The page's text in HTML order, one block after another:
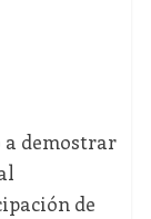
a demostrar
de